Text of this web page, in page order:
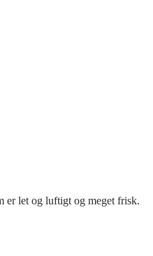
er let og luftigt og meget frisk.